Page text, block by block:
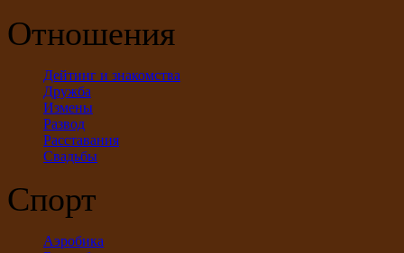
Отношения
Дейтинг и знакомства
Дружба
Измены
Развод
Расставания
Свадьбы
Спорт
Аэробика